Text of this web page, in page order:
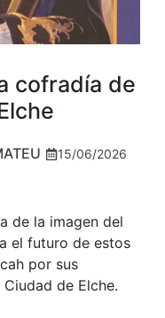
cofradía de
15/06/2026
de la imagen del
el futuro de estos
por sus
de Elche.